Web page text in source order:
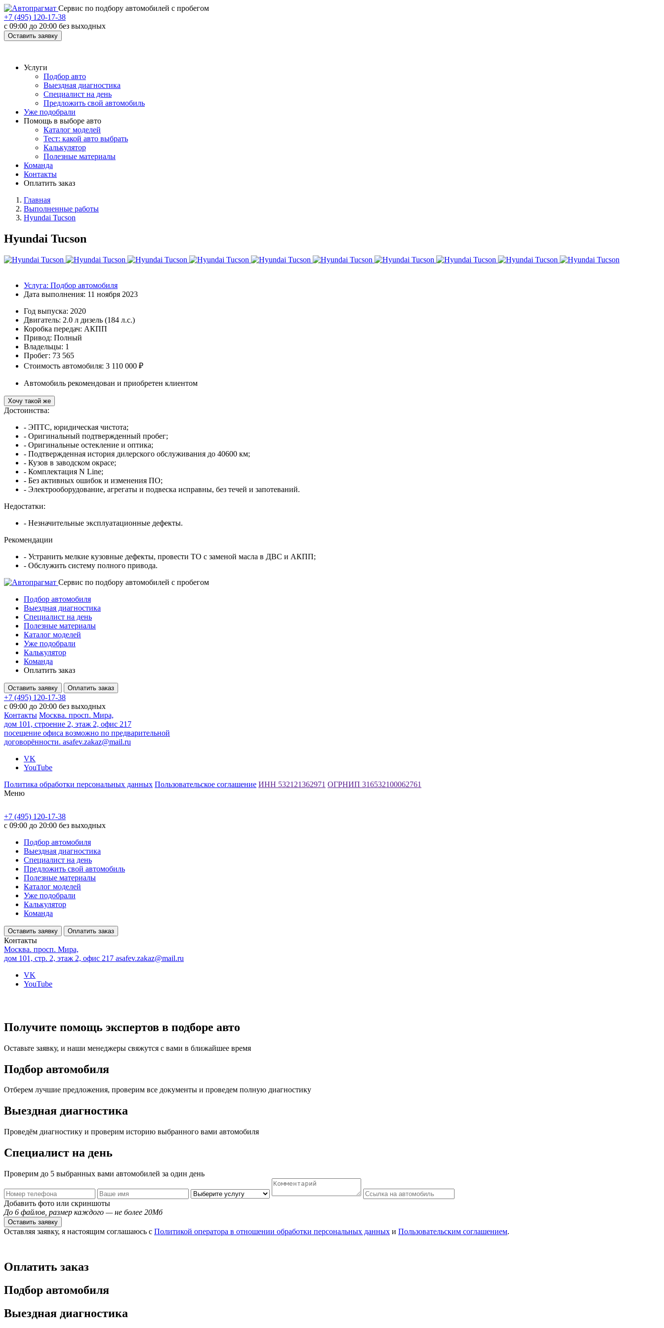
Cервис по подбору автомобилей с пробегом
+7 (495) 120-17-38
с 09:00 до 20:00 без выходных
Оставить заявку
Услуги
Подбор авто
Выездная диагностика
Специалист на день
Предложить свой автомобиль
Уже подобрали
Помощь в выборе авто
Каталог моделей
Тест: какой авто выбрать
Калькулятор
Полезные материалы
Команда
Контакты
Оплатить заказ
Главная
Выполненные работы
Hyundai Tucson
Hyundai Tucson
Услуга: Подбор автомобиля
Дата выполнения: 11 ноября 2023
Год выпуска: 2020
Двигатель: 2.0 л дизель (184 л.с.)
Коробка передач: АКПП
Привод: Полный
Владельцы: 1
Пробег: 73 565
Стоимость автомобиля: 3 110 000 ₽
Автомобиль рекомендован и приобретен клиентом
Хочу такой же
Достоинства:
- ЭПТС, юридическая чистота;
- Оригинальный подтвержденный пробег;
- Оригинальные остекление и оптика;
- Подтвержденная история дилерского обслуживания до 40600 км;
- Кузов в заводском окрасе;
- Комплектация N Line;
- Без активных ошибок и изменения ПО;
- Электрооборудование, агрегаты и подвеска исправны, без течей и запотеваний.
Недостатки:
- Незначительные эксплуатационные дефекты.
Рекомендации
- Устранить мелкие кузовные дефекты, провести ТО с заменой масла в ДВС и АКПП;
- Обслужить систему полного привода.
Cервис по подбору автомобилей с пробегом
Подбор автомобиля
Выездная диагностика
Специалист на день
Полезные материалы
Каталог моделей
Уже подобрали
Калькулятор
Команда
Оплатить заказ
Оставить заявку Оплатить заказ
+7 (495) 120-17-38
с 09:00 до 20:00 без выходных
Контакты Москва. просп. Мира,
дом 101, строение 2, этаж 2, офис 217
посещение офиса возможно по предварительной
договорённости. asafev.zakaz@mail.ru
VK
YouTube
Политика обработки персональных данных Пользовательское соглашение ИНН 532121362971 ОГРНИП 316532100062761
Меню
+7 (495) 120-17-38
с 09:00 до 20:00 без выходных
Подбор автомобиля
Выездная диагностика
Специалист на день
Предложить свой автомобиль
Полезные материалы
Каталог моделей
Уже подобрали
Калькулятор
Команда
Оставить заявку Оплатить заказ
Контакты
Москва. просп. Мира,
дом 101, стр. 2, этаж 2, офис 217 asafev.zakaz@mail.ru
VK
YouTube
Получите помощь экспертов в подборе авто
Оставьте заявку, и наши менеджеры свяжутся с вами в ближайшее время
Подбор автомобиля
Отберем лучшие предложения, проверим все документы и проведем полную диагностику
Выездная диагностика
Проведём диагностику и проверим историю выбранного вами автомобиля
Специалист на день
Проверим до 5 выбранных вами автомобилей за один день
Добавить фото или скриншоты
До 6 файлов, размер каждого — не более 20Мб
Оставить заявку
Оставляя заявку, я настоящим соглашаюсь с Политикой оператора в отношении обработки персональных данных и Пользовательским соглашением.
Оплатить заказ
Подбор автомобиля
Выездная диагностика